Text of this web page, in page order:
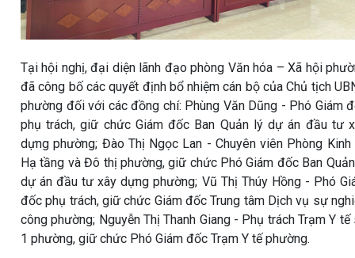
Tại hội nghị, đại diện lãnh đạo phòng Văn hóa – Xã hội
đã công bố các quyết định bổ nhiệm cán bộ của Chủ tịch
phường đối với các đồng chí: Phùng Văn Dũng - Phó Giám
phụ trách, giữ chức Giám đốc Ban Quản lý dự án đầu tư
dựng phường; Đào Thị Ngọc Lan - Chuyên viên Phòng Kinh
Hạ tầng và Đô thị phường, giữ chức Phó Giám đốc Ban
dự án đầu tư xây dựng phường; Vũ Thị Thúy Hồng - Phó
đốc phụ trách, giữ chức Giám đốc Trung tâm Dịch vụ sự
công phường; Nguyễn Thị Thanh Giang - Phụ trách Trạm Y tế
1 phường, giữ chức Phó Giám đốc Trạm Y tế phường.